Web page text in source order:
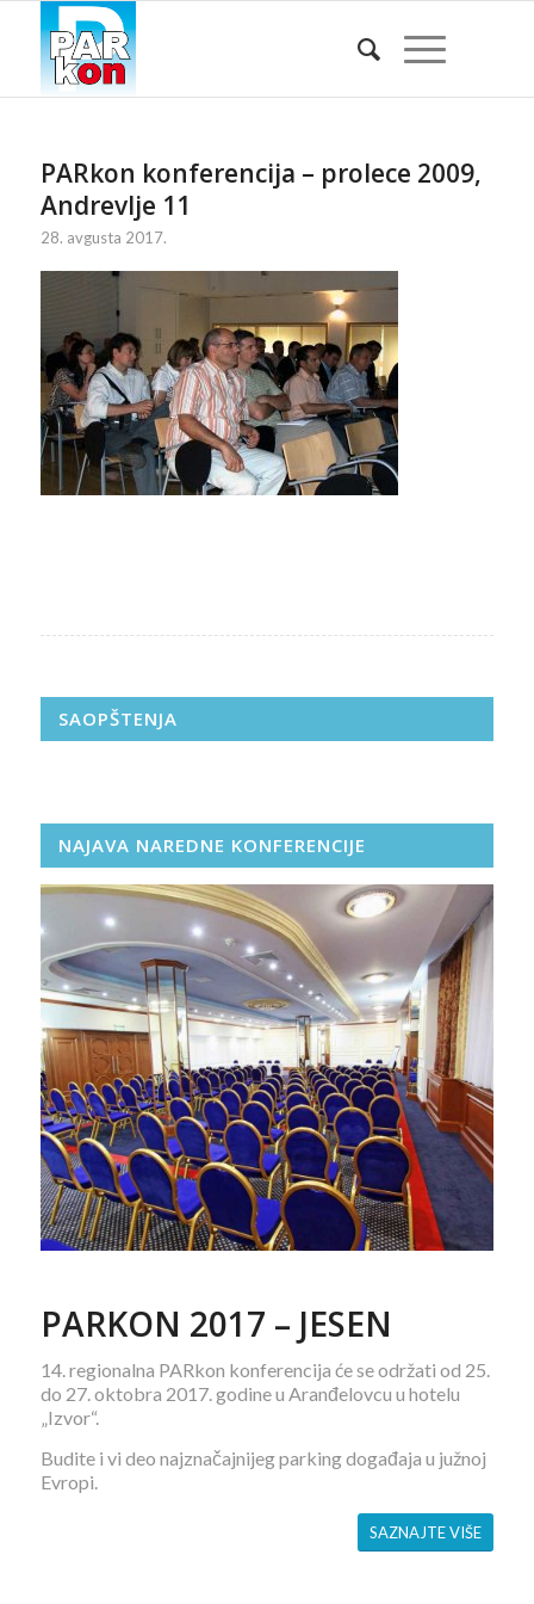
PARkon konferencija – prolece 2009,
Andrevlje 11
28. avgusta 2017.
SAOPŠTENJA
NAJAVA NAREDNE KONFERENCIJE
PARKON 2017 – JESEN
14. regionalna PARkon konferencija će se održati od 25.
do 27. oktobra 2017. godine u Aranđelovcu u hotelu
„Izvor“.
Budite i vi deo najznačajnijeg parking događaja u južnoj
Evropi.
SAZNAJTE VIŠE